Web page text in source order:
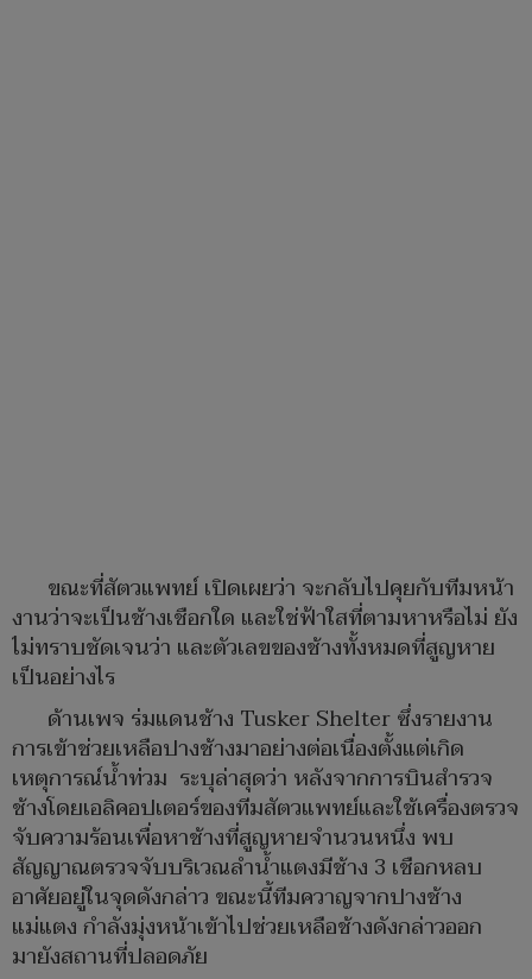
ขณะที่สัตวแพทย์ เปิดเผยว่า จะกลับไปคุยกับทีมหน้า
งานว่าจะเป็นช้างเชือกใด และใช่ฟ้าใสที่ตามหาหรือไม่ ยัง
ไม่ทราบชัดเจนว่า และตัวเลขของช้างทั้งหมดที่สูญหาย
เป็นอย่างไร
ด้านเพจ ร่มแดนช้าง Tusker Shelter ซึ่งรายงาน
การเข้าช่วยเหลือปางช้างมาอย่างต่อเนื่องตั้งแต่เกิด
เหตุการณ์น้ำท่วม ระบุล่าสุดว่า หลังจากการบินสำรวจ
ช้างโดยเอลิคอปเตอร์ของทีมสัตวแพทย์และใช้เครื่องตรวจ
จับความร้อนเพื่อหาช้างที่สูญหายจำนวนหนึ่ง พบ
สัญญาณตรวจจับบริเวณลำน้ำแตงมีช้าง 3 เชือกหลบ
อาศัยอยู่ในจุดดังกล่าว ขณะนี้ทีมควาญจากปางช้าง
แม่แตง กำลังมุ่งหน้าเข้าไปช่วยเหลือช้างดังกล่าวออก
มายังสถานที่ปลอดภัย